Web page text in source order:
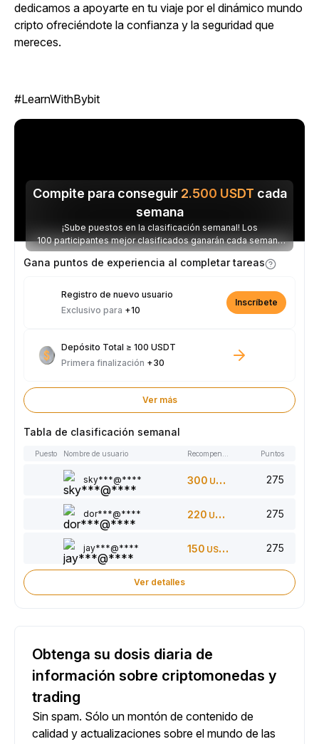
dedicamos a apoyarte en tu viaje por el dinámico mundo
cripto ofreciéndote la confianza y la seguridad que
mereces.
#LearnWithBybit
Compite para conseguir 2.500 USDT cada
semana
¡Sube puestos en la clasificación semanal! Los
100 participantes mejor clasificados ganarán cada semana
parte de los 2.500 USDT disponibles.
Gana puntos de experiencia al completar tareas
Registro de nuevo usuario
Exclusivo para +10
Inscríbete
Depósito Total ≥ 100 USDT
Primera finalización +30
Ver más
Tabla de clasificación semanal
Puesto Nombre de usuario Recompensas Puntos
sky***@**** 300 USDT 275
dor***@**** 220 USDT 275
jay***@**** 150 USDT 275
Ver detalles
Obtenga su dosis diaria de
información sobre criptomonedas y
trading
Sin spam. Sólo un montón de contenido de
calidad y actualizaciones sobre el mundo de las